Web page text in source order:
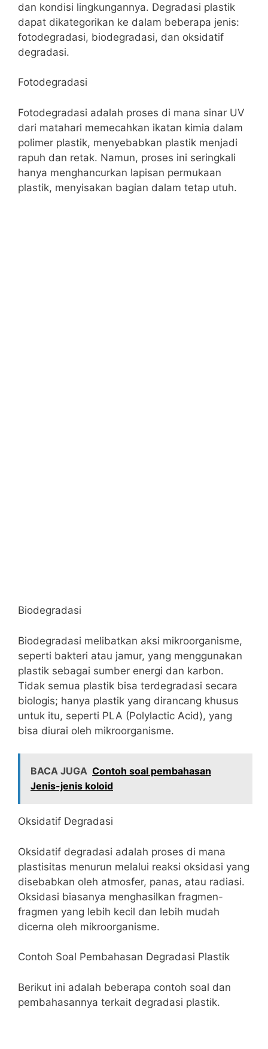
dan kondisi lingkungannya. Degradasi plastik
dapat dikategorikan ke dalam beberapa jenis:
fotodegradasi, biodegradasi, dan oksidatif
degradasi.
Fotodegradasi
Fotodegradasi adalah proses di mana sinar UV
dari matahari memecahkan ikatan kimia dalam
polimer plastik, menyebabkan plastik menjadi
rapuh dan retak. Namun, proses ini seringkali
hanya menghancurkan lapisan permukaan
plastik, menyisakan bagian dalam tetap utuh.
Biodegradasi
Biodegradasi melibatkan aksi mikroorganisme,
seperti bakteri atau jamur, yang menggunakan
plastik sebagai sumber energi dan karbon.
Tidak semua plastik bisa terdegradasi secara
biologis; hanya plastik yang dirancang khusus
untuk itu, seperti PLA (Polylactic Acid), yang
bisa diurai oleh mikroorganisme.
BACA JUGA Contoh soal pembahasan
Jenis-jenis koloid
Oksidatif Degradasi
Oksidatif degradasi adalah proses di mana
plastisitas menurun melalui reaksi oksidasi yang
disebabkan oleh atmosfer, panas, atau radiasi.
Oksidasi biasanya menghasilkan fragmen-
fragmen yang lebih kecil dan lebih mudah
dicerna oleh mikroorganisme.
Contoh Soal Pembahasan Degradasi Plastik
Berikut ini adalah beberapa contoh soal dan
pembahasannya terkait degradasi plastik.